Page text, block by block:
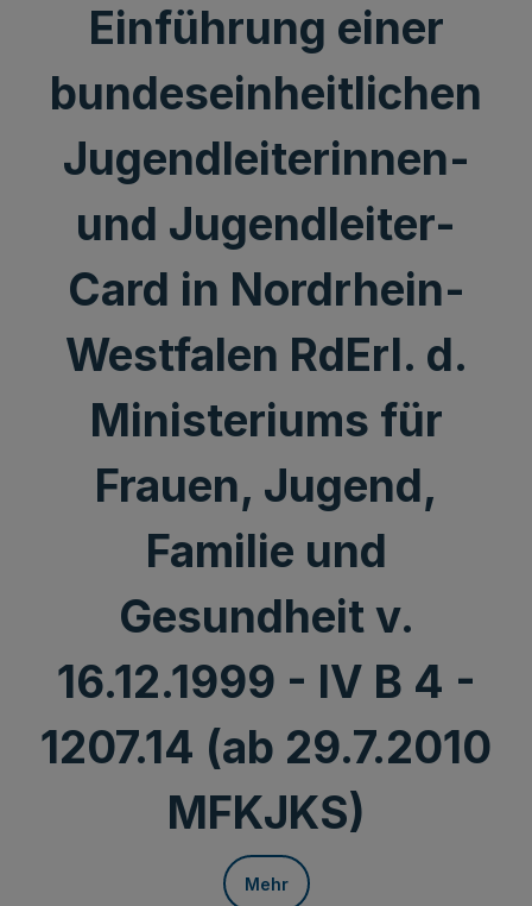
Einführung einer
bundeseinheitlichen
Jugendleiterinnen-
und Jugendleiter-
Card in Nordrhein-
Westfalen RdErl. d.
Ministeriums für
Frauen, Jugend,
Familie und
Gesundheit v.
16.12.1999 - IV B 4 -
1207.14 (ab 29.7.2010
MFKJKS)
Mehr